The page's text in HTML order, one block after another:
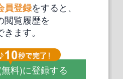
員登録をすると、
閲覧履歴を
ます。
料)に登録する